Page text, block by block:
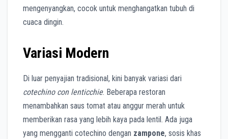
mengenyangkan, cocok untuk menghangatkan tubuh di
cuaca dingin.
Variasi Modern
Di luar penyajian tradisional, kini banyak variasi dari
cotechino con lenticchie. Beberapa restoran
menambahkan saus tomat atau anggur merah untuk
memberikan rasa yang lebih kaya pada lentil. Ada juga
yang mengganti cotechino dengan zampone, sosis khas